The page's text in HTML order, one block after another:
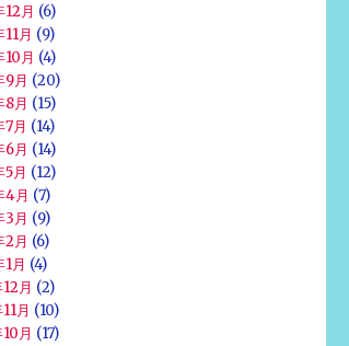
月 (6)
月 (9)
月 (4)
月 (20)
月 (15)
月 (14)
月 (14)
月 (12)
4月 (7)
月 (9)
月 (6)
月 (4)
月 (2)
月 (10)
月 (17)